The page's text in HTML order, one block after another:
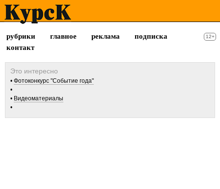
рубрики главное реклама
подписка
контакт
12+
Фотоконкурс "Событие года"
Видеоматериалы